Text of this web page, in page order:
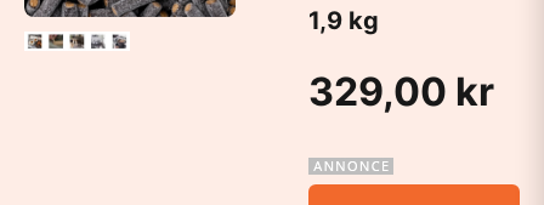
1,9 kg
329,00 kr